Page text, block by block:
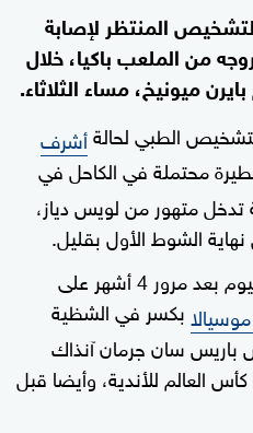
المنتظر لإصابة
من الملعب باكيا، خلال
ميونيخ، مساء الثلاثاء.
الطبي لحالةأشرف
محتملة في الكاحل في
نتيجة تدخل متهور من لويس دياز،
الشوط الأول بقليل.
وقع الحادث تقريبا في نفس اليوم بعد مرور 4 أشهر على
بكسر في الشظية
باريس سان جرمان آنذاك
العالم للأندية، وأيضا قبل